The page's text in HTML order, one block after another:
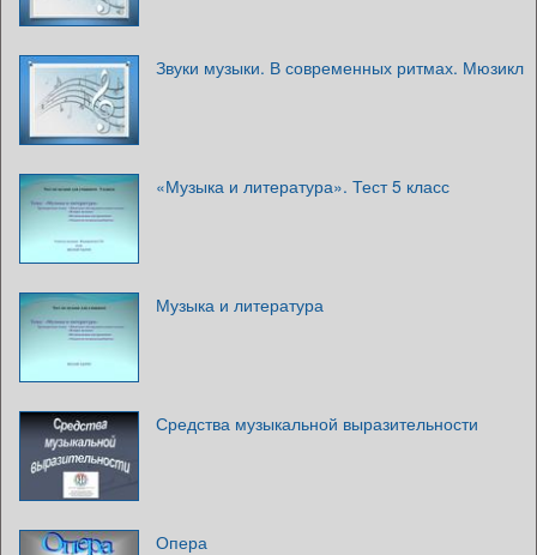
Звуки музыки. В современных ритмах. Мюзикл
«Музыка и литература». Тест 5 класс
Музыка и литература
Средства музыкальной выразительности
Опера